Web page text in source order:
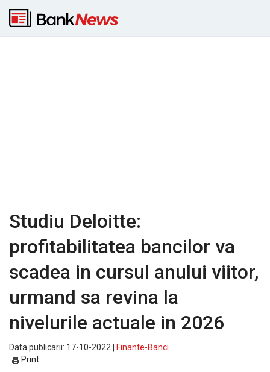
Studiu Deloitte:
profitabilitatea bancilor va
scadea in cursul anului viitor,
urmand sa revina la
nivelurile actuale in 2026
Data publicarii: 17-10-2022 |
Finante-Banci
Print